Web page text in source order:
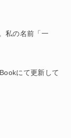
私の名前「一
にて更新して